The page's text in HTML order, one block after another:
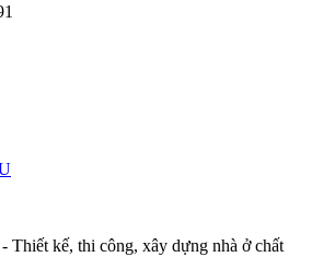
- Thiết kế, thi công, xây dựng nhà ở chất